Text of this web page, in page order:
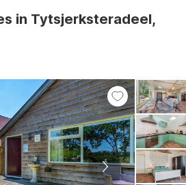
in Tytsjerksteradeel,